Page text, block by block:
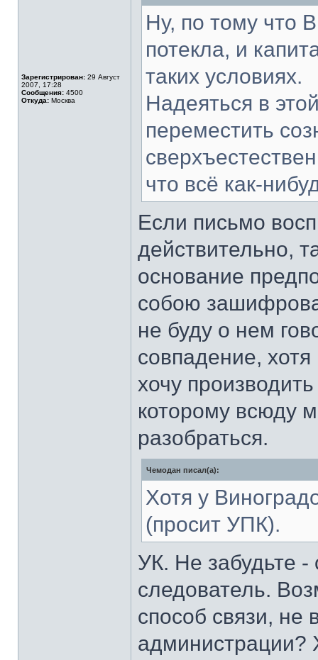
Зарегистрирован: 29 Август
2007, 17:28
Сообщения: 4500
Откуда: Москва
Ну, по тому что
потекла, и
таких условиях.
Надеяться в
переместить
что всё как-
Если письмо
действительно,
основание
собою
не буду о нем
совпадение,
хочу
которому всюду
разобраться.
Чемодан писал(а):
Хотя у
(просит УПК).
УК. Не забудьте
следователь.
способ связи, не
администрации?